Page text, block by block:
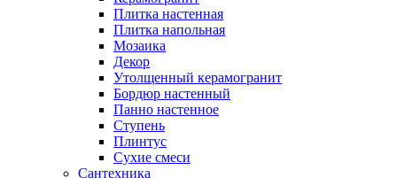
Плитка настенная
Плитка напольная
Мозаика
Декор
Утолщенный керамогранит
Бордюр настенный
Панно настенное
Ступень
Плинтус
Сухие смеси
Сантехника